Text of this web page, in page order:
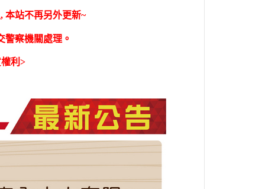
本站不再另外更新~
警察機關處理。
利>